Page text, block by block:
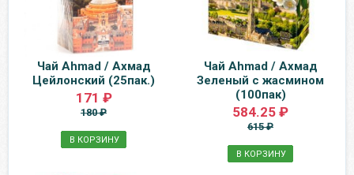
Чай Ahmad / Ахмад
Цейлонский (25пак.)
171 ₽
180 ₽
В КОРЗИНУ
Чай Ahmad / Ахмад
Зеленый с жасмином
(100пак)
584.25 ₽
615 ₽
В КОРЗИНУ